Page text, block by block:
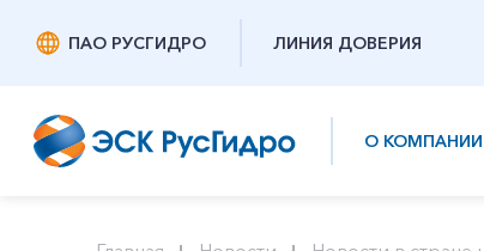
ПАО РУСГИДРО ЛИНИЯ ДОВЕРИЯ
О КОМПАНИИ